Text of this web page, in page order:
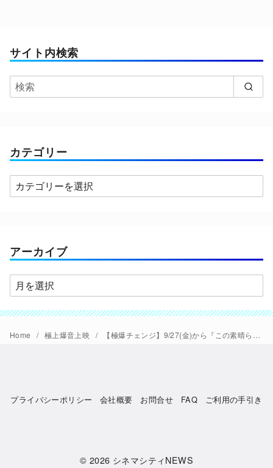
サイト内検索
カテゴリー
カ
テ
ー
アーカイブ
ア
ー
カ
イ
Home 極上爆音上映 【極爆チェンジ】9/27(金)から『この素晴らしい世界に祝福を！』aスタジオで爆裂。
プライバシーポリシー 会社概要 お問合せ FAQ ご利用の手引き
© 2026 シネマシティNEWS